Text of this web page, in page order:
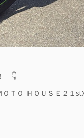
👇
ＴＯ ＨＯＵＳＥ２１